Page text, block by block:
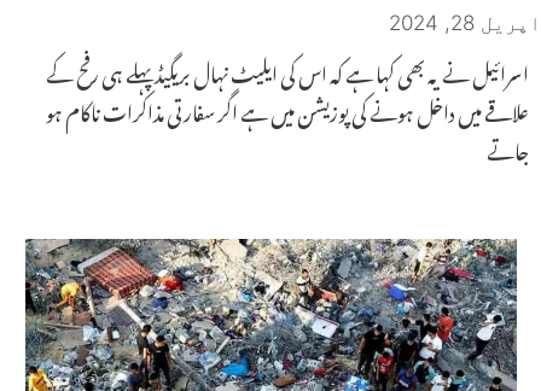
اپریل 28, 2024
اسرائیل نے یہ بھی کہا ہے کہ اس کی ایلیٹ نہال بریگیڈ پہلے ہی رفح کے
علاقے میں داخل ہونے کی پوزیشن میں ہے اگر سفارتی مذاکرات ناکام ہو
جاتے